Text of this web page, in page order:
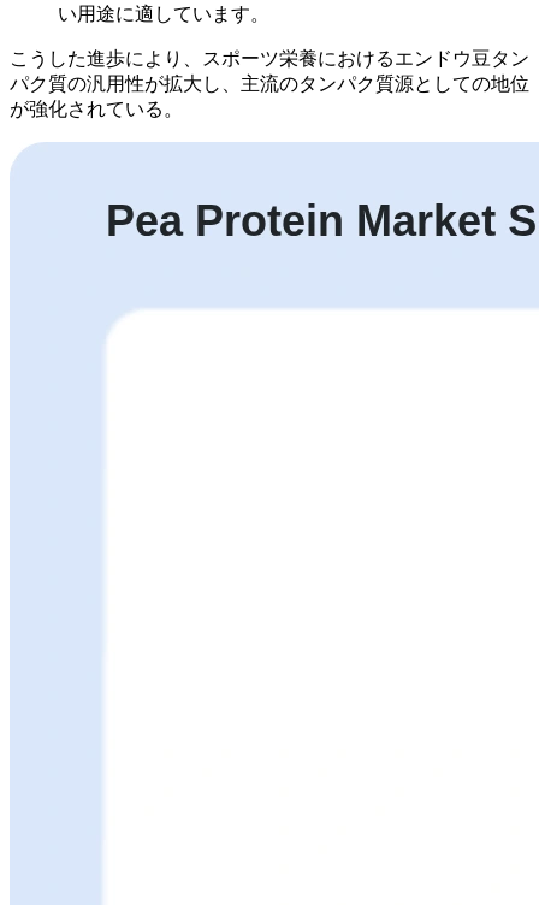
い用途に適しています。
こうした進歩により、スポーツ栄養におけるエンドウ豆タン
パク質の汎用性が拡大し、主流のタンパク質源としての地位
が強化されている。